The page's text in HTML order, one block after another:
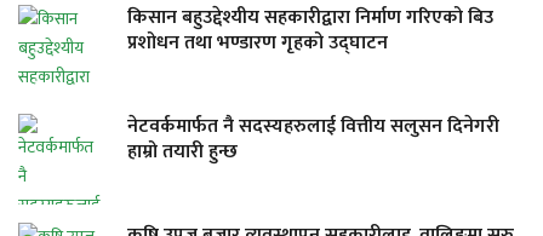
किसान बहुउद्देश्यीय सहकारीद्वारा निर्माण गरिएको बिउ
प्रशोधन तथा भण्डारण गृहको उद्घाटन
नेटवर्कमार्फत नै सदस्यहरुलाई वित्तीय सलुसन दिनेगरी
हाम्रो तयारी हुन्छ